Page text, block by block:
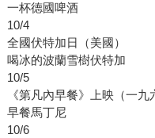
一杯德國啤酒
10/4
全國伏特加日（美國）
喝冰的波蘭雪樹伏特加
10/5
《第凡內早餐》上映（一九
早餐馬丁尼
10/6